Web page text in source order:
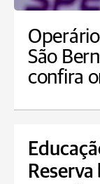
São
confira